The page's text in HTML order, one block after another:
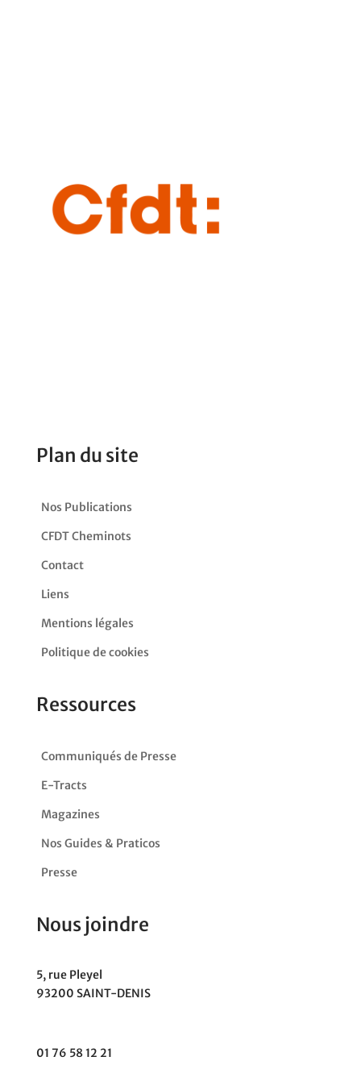
Plan du site
Nos Publications
CFDT Cheminots
Contact
Liens
Mentions légales
Politique de cookies
Ressources
Communiqués de Presse
E-Tracts
Magazines
Nos Guides & Praticos
Presse
Nous joindre
5, rue Pleyel
93200 SAINT-DENIS
01 76 58 12 21